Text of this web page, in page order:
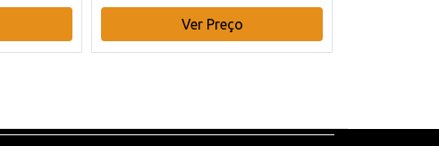
Ver Preço